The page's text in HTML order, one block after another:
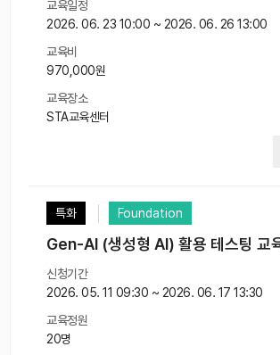
교육일정
2026. 06. 23 10:00 ~ 2026. 06. 26 13:00
교육비
970,000원
교육장소
STA교육센터
특화 Foundation
Gen-AI (생성형 AI) 활용 테스팅 교
신청기간
2026. 05. 11 09:30 ~ 2026. 06. 17 13:30
교육정원
20명